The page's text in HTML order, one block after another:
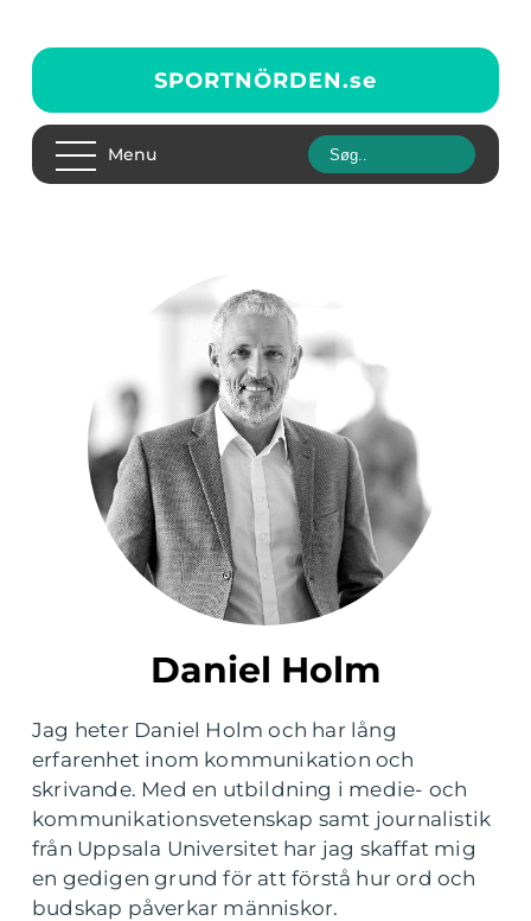
SPORTNÖRDEN.se
Menu
Daniel Holm
Jag heter Daniel Holm och har lång
erfarenhet inom kommunikation och
skrivande. Med en utbildning i medie- och
kommunikationsvetenskap samt journalistik
från Uppsala Universitet har jag skaffat mig
en gedigen grund för att förstå hur ord och
budskap påverkar människor.